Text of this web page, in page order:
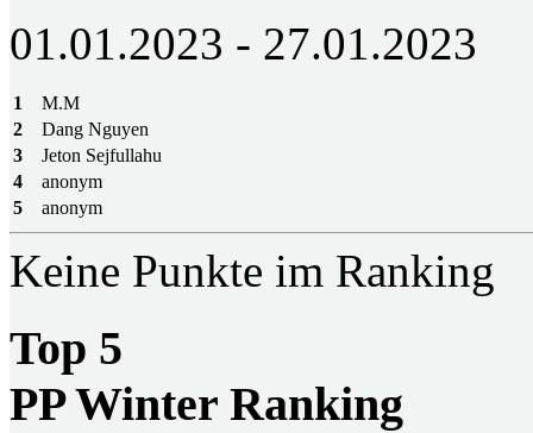
01.01.2023 - 27.01.2023
1
M.M
2
Dang Nguyen
3
Jeton Sejfullahu
4
anonym
5
anonym
Keine Punkte im Ranking
Top 5
PP Winter Ranking